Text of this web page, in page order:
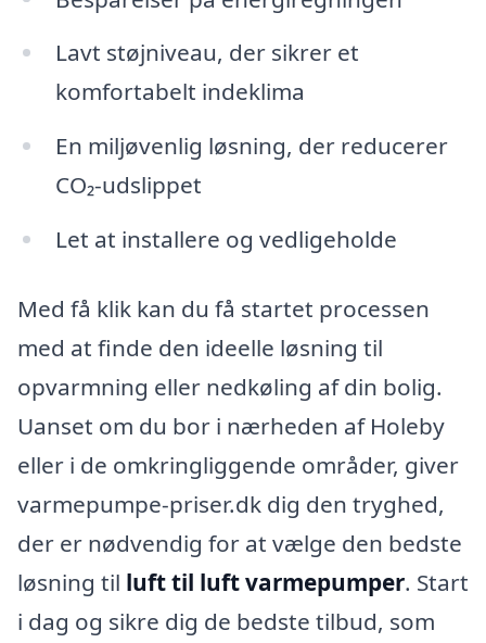
Lavt støjniveau, der sikrer et
komfortabelt indeklima
En miljøvenlig løsning, der reducerer
CO₂-udslippet
Let at installere og vedligeholde
Med få klik kan du få startet processen
med at finde den ideelle løsning til
opvarmning eller nedkøling af din bolig.
Uanset om du bor i nærheden af Holeby
eller i de omkringliggende områder, giver
varmepumpe-priser.dk dig den tryghed,
der er nødvendig for at vælge den bedste
løsning til luft til luft varmepumper. Start
i dag og sikre dig de bedste tilbud, som